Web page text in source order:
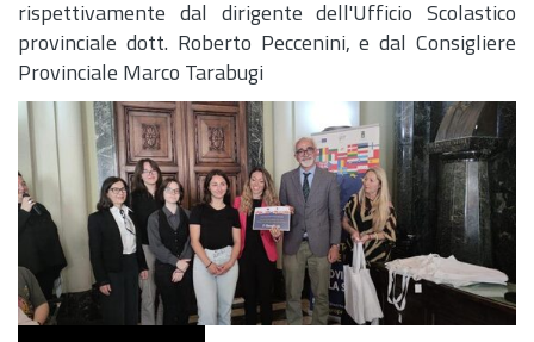
rispettivamente dal dirigente dell'Ufficio Scolastico
provinciale dott. Roberto Peccenini, e dal Consigliere
Provinciale Marco Tarabugi